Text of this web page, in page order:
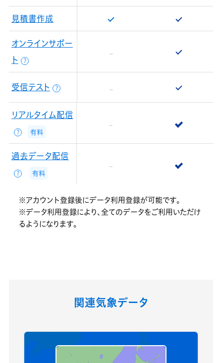
見積書作成
オンラインサポー
ト
？
受信テスト ？
リアルタイム配信
？ 有料
過去データ配信
？ 有料
※アカウント登録後にデータ利用登録が可能です。
※データ利用登録により、全てのデータをご利用いただけ
るようになります。
関連気象データ